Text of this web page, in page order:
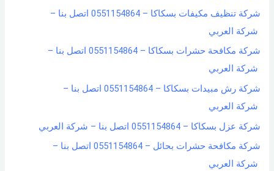
شركة تنظيف مكيفات بسكاكا – 0551154864 اتصل بنا –
شركة العربي
شركة مكافحة حشرات بسكاكا – 0551154864 اتصل بنا –
شركة العربي
شركة رش مبيدات بسكاكا – 0551154864 اتصل بنا –
شركة العربي
شركة عزل بسكاكا – 0551154864 اتصل بنا – شركة العربي
شركة مكافحة حشرات بحائل – 0551154864 اتصل بنا –
شركة العربي